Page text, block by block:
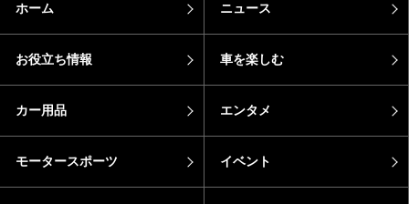
ホーム ニュース
お役立ち情報 車を楽しむ
カー用品 エンタメ
モータースポーツ イベント